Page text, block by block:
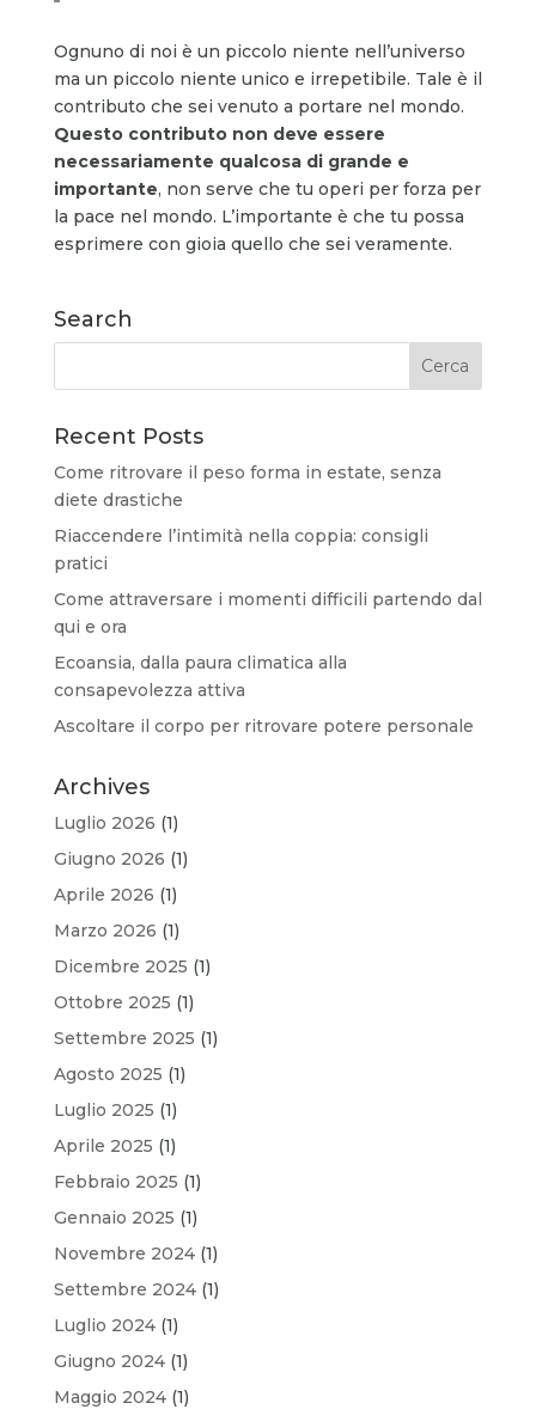
Ognuno di noi è un piccolo niente nell’universo
ma un piccolo niente unico e irrepetibile. Tale è il
contributo che sei venuto a portare nel mondo.
Questo contributo non deve essere
necessariamente qualcosa di grande e
importante, non serve che tu operi per forza per
la pace nel mondo. L’importante è che tu possa
esprimere con gioia quello che sei veramente.
Search
Recent Posts
Come ritrovare il peso forma in estate, senza
diete drastiche
Riaccendere l’intimità nella coppia: consigli
pratici
Come attraversare i momenti difficili partendo dal
qui e ora
Ecoansia, dalla paura climatica alla
consapevolezza attiva
Ascoltare il corpo per ritrovare potere personale
Archives
Luglio 2026 (1)
Giugno 2026 (1)
Aprile 2026 (1)
Marzo 2026 (1)
Dicembre 2025 (1)
Ottobre 2025 (1)
Settembre 2025 (1)
Agosto 2025 (1)
Luglio 2025 (1)
Aprile 2025 (1)
Febbraio 2025 (1)
Gennaio 2025 (1)
Novembre 2024(1)
Settembre 2024(1)
Luglio 2024(1)
Giugno 2024(1)
Maggio 2024(1)